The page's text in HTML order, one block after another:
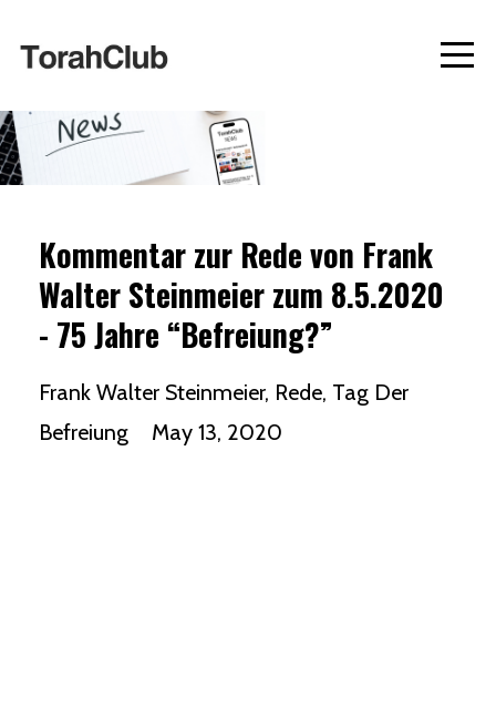
Kommentar zur Rede von Frank
Walter Steinmeier zum 8.5.2020
- 75 Jahre “Befreiung?”
Frank Walter Steinmeier Rede Tag Der
Befreiung
May 13, 2020